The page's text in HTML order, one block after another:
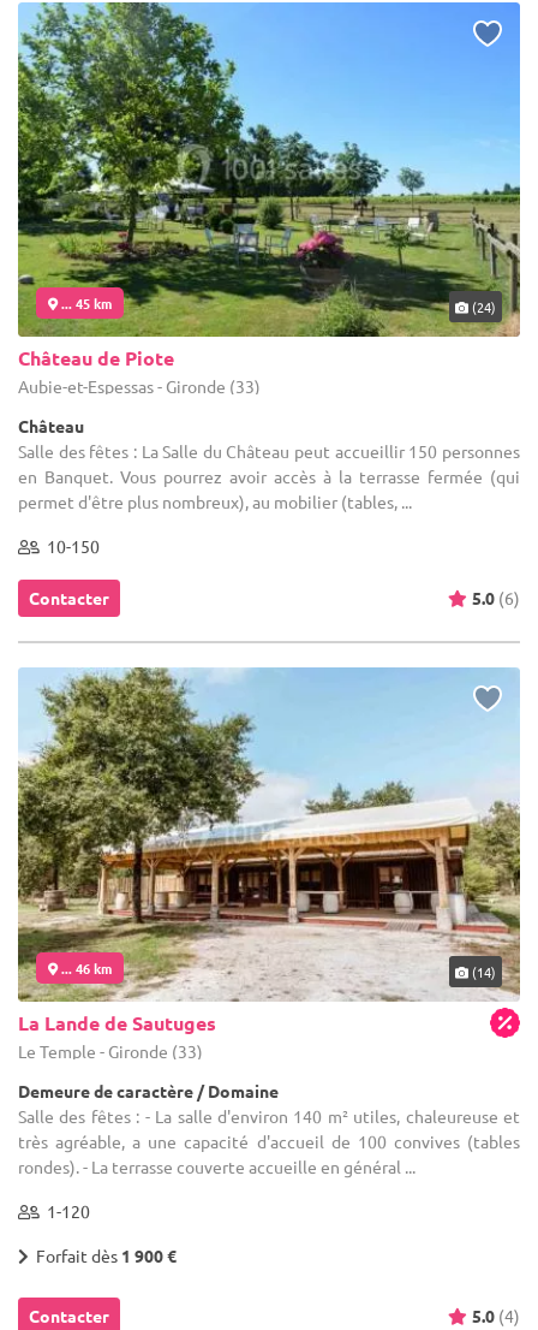
... 45 km (24)
Château de Piote
Aubie-et-Espessas - Gironde (33)
Château
Salle des fêtes : La Salle du Château peut accueillir 150 personnes
en Banquet. Vous pourrez avoir accès à la terrasse fermée (qui
permet d'être plus nombreux), au mobilier (tables, ...
10-150
Contacter 5.0 (6)
... 46 km (14)
La Lande de Sautuges
Le Temple - Gironde (33)
Demeure de caractère / Domaine
Salle des fêtes : - La salle d'environ 140 m² utiles, chaleureuse et
très agréable, a une capacité d'accueil de 100 convives (tables
rondes). - La terrasse couverte accueille en général ...
1-120
Forfait dès 1 900 €
Contacter 5.0 (4)